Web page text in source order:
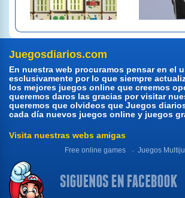
Juegosdiarios.com
En nuestra web procuramos pensar en el
esclusivamente por lo que siempre
los mejores juegos online que creemos
queremos daros las gracias por visitar
queremos que olvideos que Juegos
cada día nuevos juegos online y juegos
Visita nuestras webs amigas
Free online games Juegos